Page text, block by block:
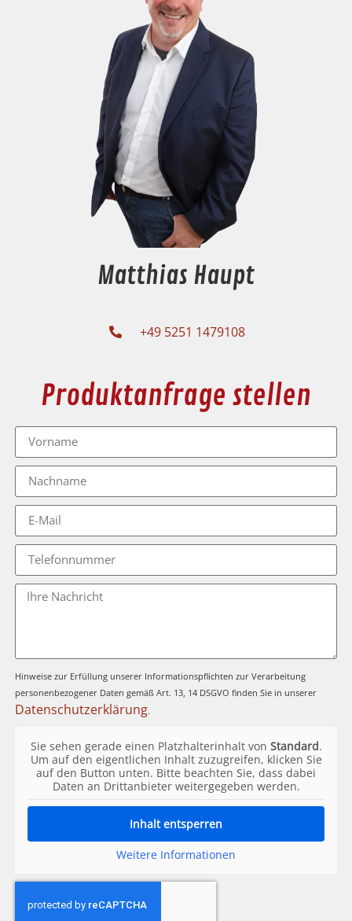
Matthias Haupt
+49 5251 1479108
Produktanfrage stellen
Hinweise zur Erfüllung unserer Informationspflichten zur Verarbeitung
personenbezogener Daten gemäß Art. 13, 14 DSGVO finden Sie in unserer
Datenschutzerklärung.
Sie sehen gerade einen Platzhalterinhalt von Standard.
Um auf den eigentlichen Inhalt zuzugreifen, klicken Sie
auf den Button unten. Bitte beachten Sie, dass dabei
Daten an Drittanbieter weitergegeben werden.
Inhalt entsperren
Weitere Informationen